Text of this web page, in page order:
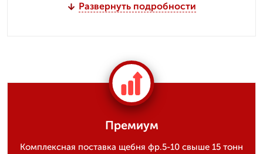
Развернуть подробности
Премиум
Комплексная поставка щебня фр.5-10 свыше 15 тонн